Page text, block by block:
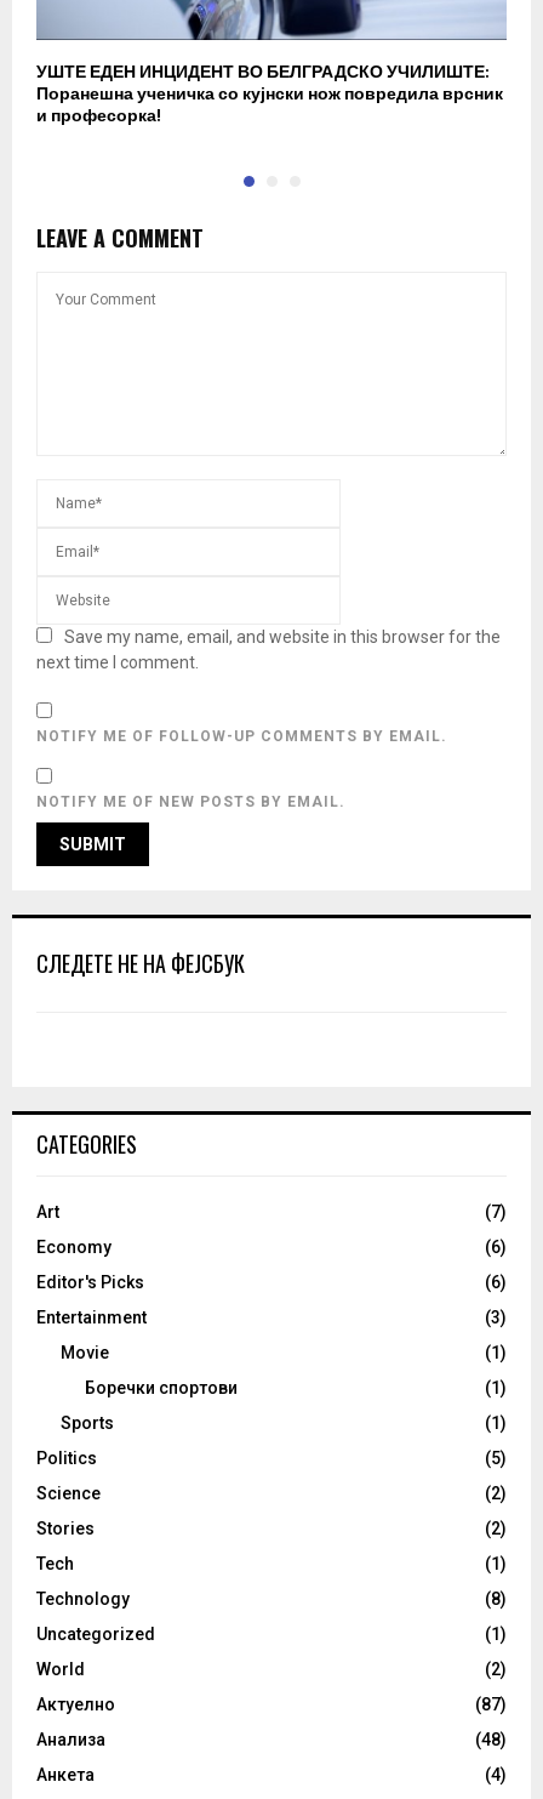
УШТЕ ЕДЕН ИНЦИДЕНТ ВО БЕЛГРАДСКО УЧИЛИШТЕ:
Поранешна ученичка со кујнски нож повредила врсник
и професорка!
LEAVE A COMMENT
Save my name, email, and website in this browser for the
next time I comment.
NOTIFY ME OF FOLLOW-UP COMMENTS BY EMAIL.
NOTIFY ME OF NEW POSTS BY EMAIL.
СЛЕДЕТЕ НЕ НА ФЕЈСБУК
CATEGORIES
Art
(7)
Economy
(6)
Editor's Picks
(6)
Entertainment
(3)
Movie
(1)
Боречки спортови
(1)
Sports
(1)
Politics
(5)
Science
(2)
Stories
(2)
Tech
(1)
Technology
(8)
Uncategorized
(1)
World
(2)
Актуелно
(87)
Анализа
(48)
Анкета
(4)